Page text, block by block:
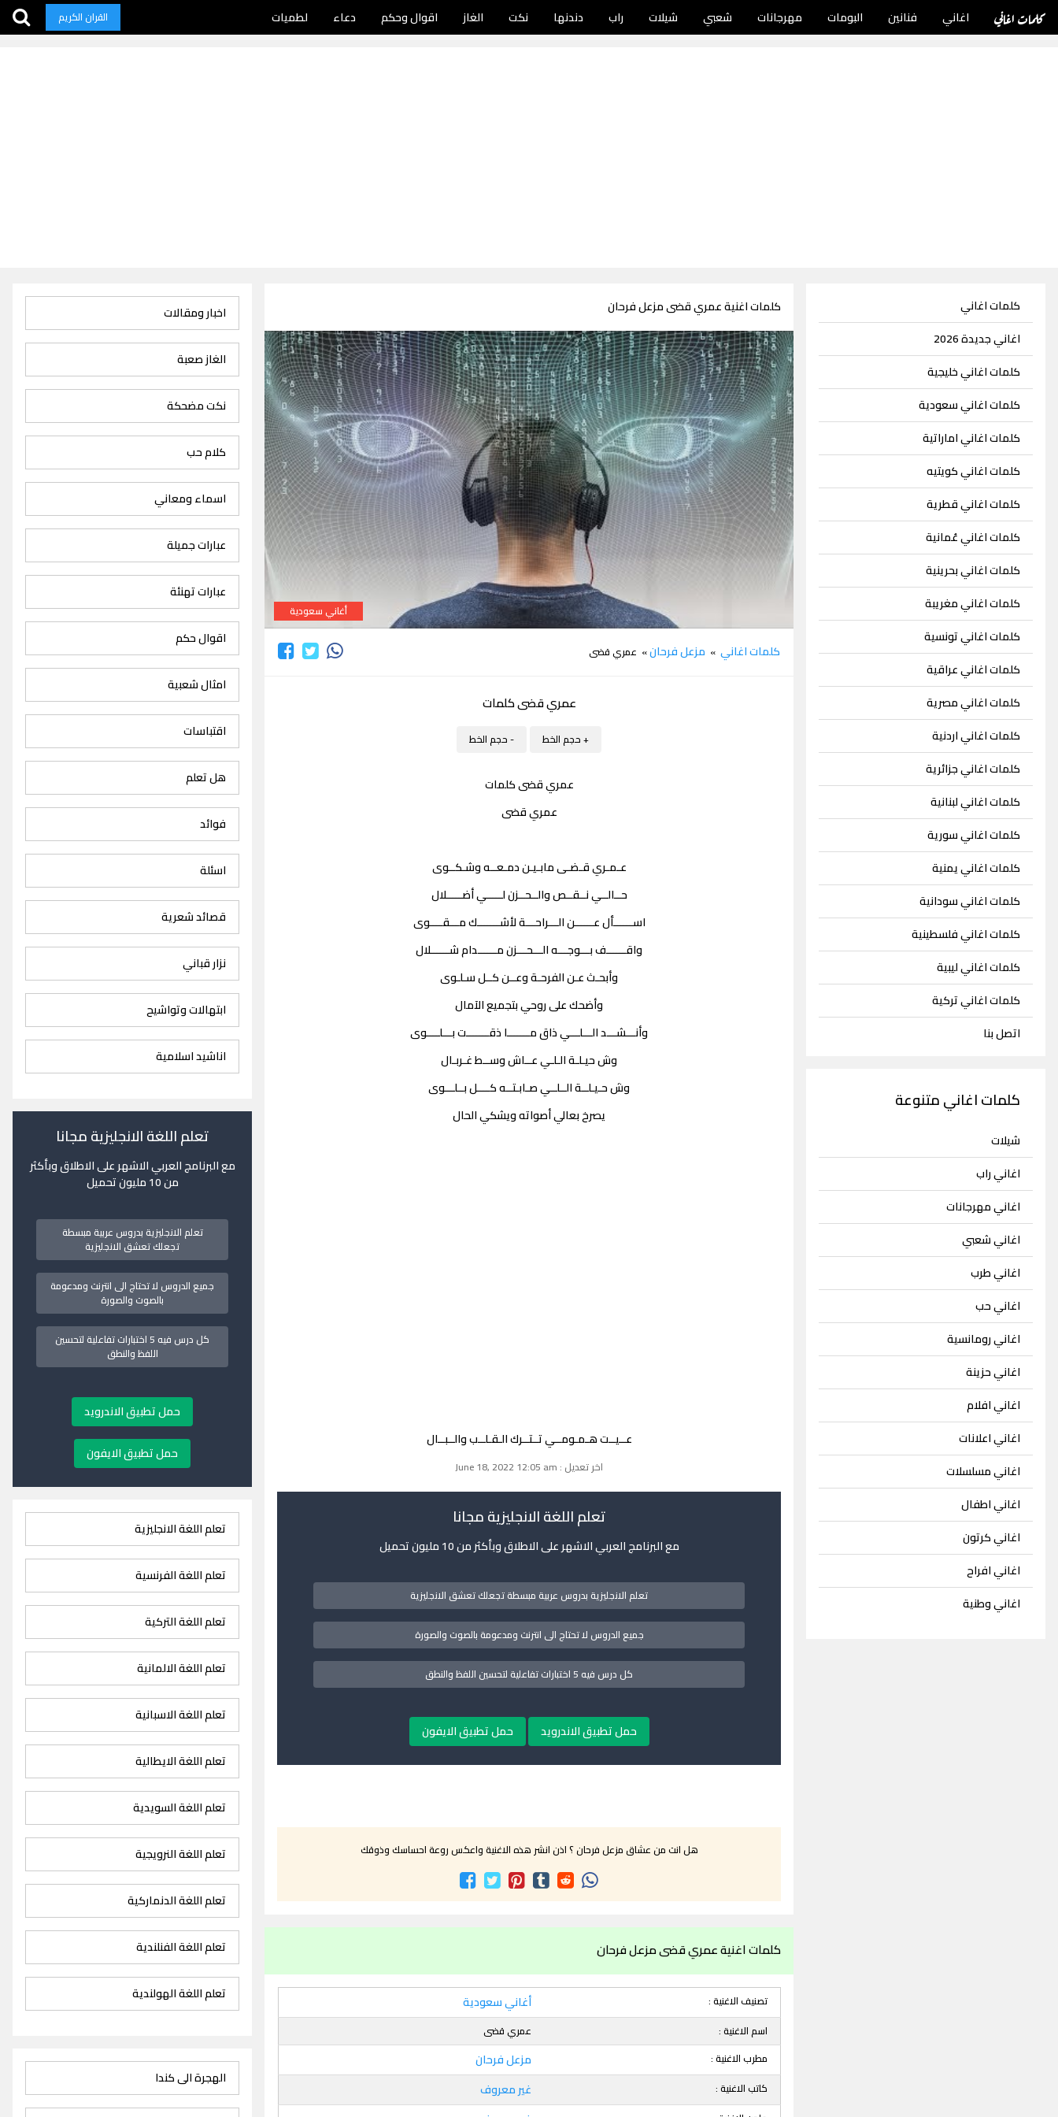
كلمات اغاني اغاني فنانين البومات مهرجانات شعبي شيلات راب دندنها نكت الغاز اقوال وحكم دعاء لطميات القران الكريم
كلمات اغاني
اغاني جديدة 2026
كلمات اغاني خليجية
كلمات اغاني سعودية
كلمات اغاني اماراتية
كلمات اغاني كويتيه
كلمات اغاني قطرية
كلمات اغاني عُمانية
كلمات اغاني بحرينية
كلمات اغاني مغريبة
كلمات اغاني تونسية
كلمات اغاني عراقية
كلمات اغاني مصرية
كلمات اغاني اردنية
كلمات اغاني جزائرية
كلمات اغاني لبنانية
كلمات اغاني سورية
كلمات اغاني يمنية
كلمات اغاني سودانية
كلمات اغاني فلسطينية
كلمات اغاني ليبية
كلمات اغاني تركية
اتصل بنا
كلمات اغاني متنوعة
شيلات
اغاني راب
اغاني مهرجانات
اغاني شعبي
اغاني طرب
اغاني حب
اغاني رومانسية
اغاني حزينة
اغاني افلام
اغاني اعلانات
اغاني مسلسلات
اغاني اطفال
اغاني كرتون
اغاني افراح
اغاني وطنية
كلمات اغنية عمري قضى مزعل فرحان
أغاني سعودية
كلمات اغاني » مزعل فرحان» عمري قضى
عمري قضى كلمات
+ حجم الخط - حجم الخط
عمري قضى كلمات
عمري قضى
عـمـري قـضـى مابـيـن دمـعــه وشـكــوى
حــالــي نــقــص والــحــزن لـــــي أضـــــلال
اســــــأل عــــــن الـــراحـــة لأشـــــــك مـــقــــوى
واقــــــف بـــوجـــه الـــحـــزن مــــــدام شــــــلال
وأبحـث عـن الفرحـة وعــن كــل سـلـوى
وأضحك على روحي بتجميع الآمال
وأنـــشـــد الـــلـــي ذاق مـــــــا ذقـــــــت بـــلــــوى
وش حيـلـة الـلـي عــاش وســط غـربـال
وش حـيـلــة الــلــي صـابـتــه كــــل بــلـــوى
يصرخ بعالي أصواته ويشكي الحال
عــيــت هـمـومــي تــتــرك الـقـلــب والــبــال
اخر تعديل : June 18, 2022 12:05 am
تعلم اللغة الانجليزية مجانا
مع البرنامج العربي الاشهر على الاطلاق وبأكثر من 10 مليون تحميل
تعلم الانجليزية بدروس عربية مبسطة تجعلك تعشق الانجليزية
جميع الدروس لا تحتاج الى انترنت ومدعومة بالصوت والصورة
كل درس فيه 5 اختبارات تفاعلية لتحسين اللفظ والنطق
حمل تطبيق الاندرويد حمل تطبيق الايفون
هل انت من عشاق مزعل فرحان ؟ اذن انشر هذه الاغنية واعكس روعة احساسك وذوقك
كلمات اغنية عمري قضى مزعل فرحان
تصنيف الاغنية : أغاني سعودية
اسم الاغنية :
عمري قضى
مطرب الاغنية :
مزعل فرحان
كاتب الاغنية : غير معروف
اخبار ومقالات
الغاز صعبة
نكت مضحكة
كلام حب
اسماء ومعاني
عبارات جميلة
عبارات تهنئة
اقوال حكم
امثال شعبية
اقتباسات
هل تعلم
فوائد
اسئلة
قصائد شعرية
نزار قباني
ابتهالات وتواشيح
اناشيد اسلامية
تعلم اللغة الانجليزية مجانا
مع البرنامج العربي الاشهر على الاطلاق وبأكثر
من 10 مليون تحميل
تعلم الانجليزية بدروس عربية مبسطة
تجعلك تعشق الانجليزية
جميع الدروس لا تحتاج الى انترنت ومدعومة
بالصوت والصورة
كل درس فيه 5 اختبارات تفاعلية لتحسين
اللفظ والنطق
حمل تطبيق الاندرويد
حمل تطبيق الايفون
تعلم اللغة الانجليزية
تعلم اللغة الفرنسية
تعلم اللغة التركية
تعلم اللغة الالمانية
تعلم اللغة الاسبانية
تعلم اللغة الايطالية
تعلم اللغة السويدية
تعلم اللغة النرويجية
تعلم اللغة الدنماركية
تعلم اللغة الفنلندية
تعلم اللغة الهولندية
الهجرة الى كندا